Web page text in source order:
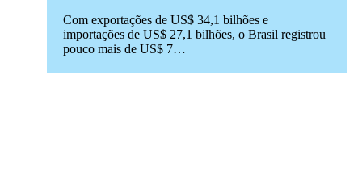
Com exportações de US$ 34,1 bilhões e
importações de US$ 27,1 bilhões, o Brasil registrou
pouco mais de US$ 7…